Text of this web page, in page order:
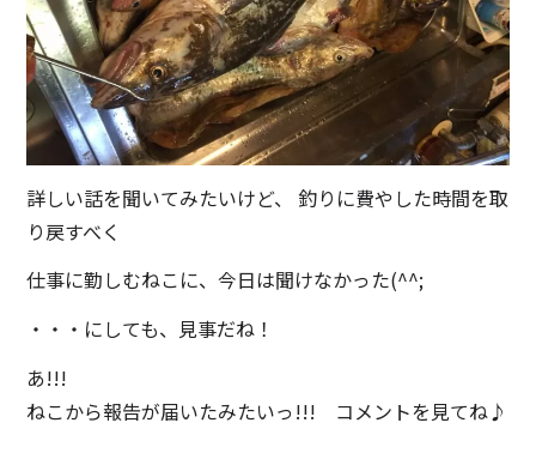
詳しい話を聞いてみたいけど、 釣りに費やした時間を取
り戻すべく
仕事に勤しむねこに、今日は聞けなかった(^^;
・・・にしても、見事だね！
あ!!!
ねこから報告が届いたみたいっ!!! コメントを見てね♪